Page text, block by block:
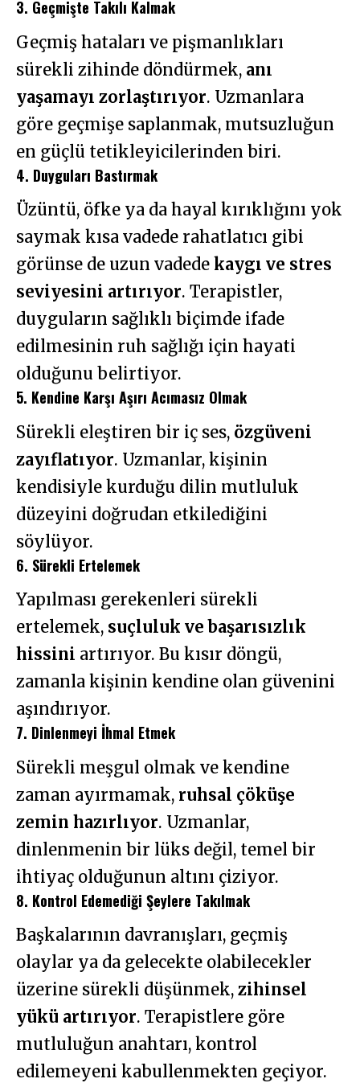
3. Geçmişte Takılı Kalmak
Geçmiş hataları ve pişmanlıkları
sürekli zihinde döndürmek, anı
yaşamayı zorlaştırıyor. Uzmanlara
göre geçmişe saplanmak, mutsuzluğun
en güçlü tetikleyicilerinden biri.
4. Duyguları Bastırmak
Üzüntü, öfke ya da hayal kırıklığını yok
saymak kısa vadede rahatlatıcı gibi
görünse de uzun vadede kaygı ve stres
seviyesini artırıyor. Terapistler,
duyguların sağlıklı biçimde ifade
edilmesinin ruh sağlığı için hayati
olduğunu belirtiyor.
5. Kendine Karşı Aşırı Acımasız Olmak
Sürekli eleştiren bir iç ses, özgüveni
zayıflatıyor. Uzmanlar, kişinin
kendisiyle kurduğu dilin mutluluk
düzeyini doğrudan etkilediğini
söylüyor.
6. Sürekli Ertelemek
Yapılması gerekenleri sürekli
ertelemek, suçluluk ve başarısızlık
hissini artırıyor. Bu kısır döngü,
zamanla kişinin kendine olan güvenini
aşındırıyor.
7. Dinlenmeyi İhmal Etmek
Sürekli meşgul olmak ve kendine
zaman ayırmamak, ruhsal çöküşe
zemin hazırlıyor. Uzmanlar,
dinlenmenin bir lüks değil, temel bir
ihtiyaç olduğunun altını çiziyor.
8. Kontrol Edemediği Şeylere Takılmak
Başkalarının davranışları, geçmiş
olaylar ya da gelecekte olabilecekler
üzerine sürekli düşünmek, zihinsel
yükü artırıyor. Terapistlere göre
mutluluğun anahtarı, kontrol
edilemeyeni kabullenmekten geçiyor.